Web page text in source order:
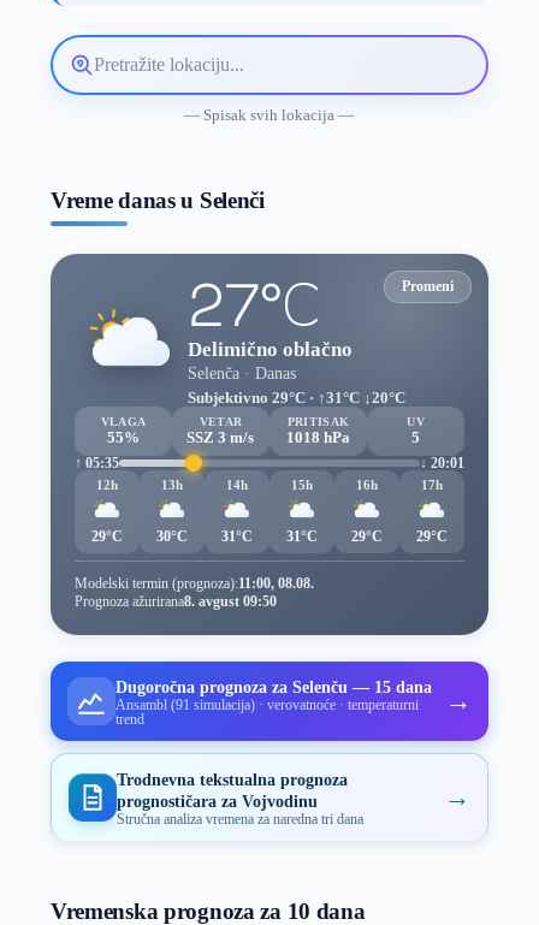
Pretražite
lokaciju
— Spisak svih lokacija —
Vreme danas u Selenči
Promeni
27°C
Delimično oblačno
Selenča · Danas
Subjektivno 29°C · ↑31°C ↓20°C
VLAGA
55%
VETAR
SSZ 3 m/s
PRITISAK
1018 hPa
UV
5
↑ 05:35
↓ 20:01
12h
29°C
13h
30°C
14h
31°C
15h
31°C
16h
29°C
17h
29°C
Modelski termin (prognoza):11:00, 08.08.
Prognoza ažurirana8. avgust 09:50
Dugoročna prognoza za Selenču — 15 dana
Ansambl (91 simulacija) · verovatnoće · temperaturni
trend
→
Trodnevna tekstualna prognoza
prognostičara za Vojvodinu
Stručna analiza vremena za naredna tri dana
→
Vremenska prognoza za 10 dana